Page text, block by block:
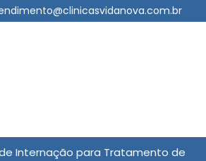
Internação para Tratamento de
Solicite um Orçamento